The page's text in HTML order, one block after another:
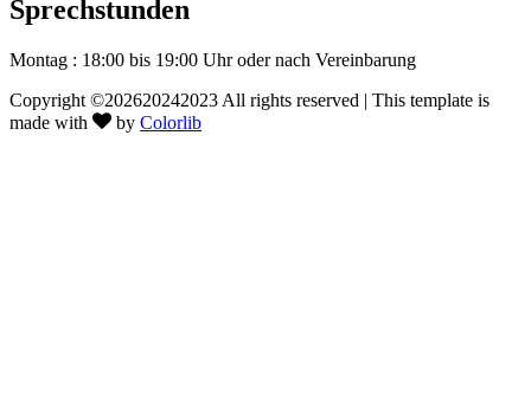
Sprechstunden
Montag : 18:00 bis 19:00 Uhr oder nach Vereinbarung
Copyright ©202620242023 All rights reserved | This template is
made with
by Colorlib